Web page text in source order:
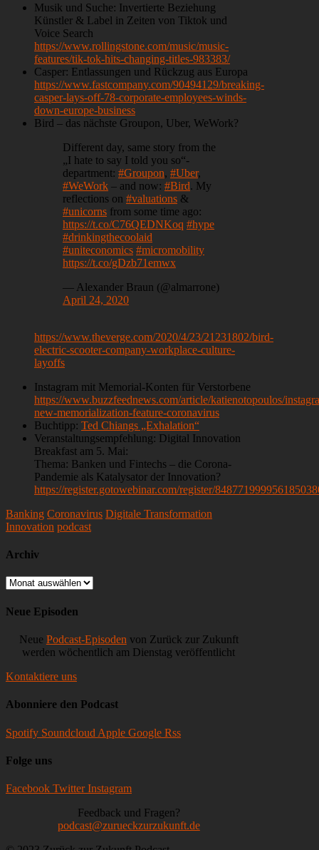
Musik und Suche: Invertierte Beziehung
Künstler & Label in Zeiten von Tiktok und
Voice Search
https://www.rollingstone.com/music/music-
features/tik-tok-hits-changing-titles-983383/
Casper: Entlassungen und Rückzug aus Europa
https://www.fastcompany.com/90494129/breaking-
casper-lays-off-78-corporate-employees-winds-
down-europe-business
Bird – das nächste Groupon, Uber, WeWork?
Different day, same story from the
„I hate to say I told you so“-
department: #Groupon, #Uber,
#WeWork – and now: #Bird. My
reflections on #valuations &
#unicorns from some time ago:
https://t.co/C76QEDNKoq #hype
#drinkingthecoolaid
#uniteconomics #micromobility
https://t.co/gDzb71emwx
— Alexander Braun (@almarrone)
April 24, 2020
https://www.theverge.com/2020/4/23/21231802/bird-
electric-scooter-company-workplace-culture-
layoffs
Instagram mit Memorial-Konten für Verstorbene
https://www.buzzfeednews.com/article/katienotopoulos/
new-memorialization-feature-coronavirus
Buchtipp: Ted Chiangs „Exhalation“
Veranstaltungsempfehlung: Digital Innovation
Breakfast am 5. Mai:
Thema: Banken und Fintechs – die Corona-
Pandemie als Katalysator der Innovation?
https://register.gotowebinar.com/register/
Banking Coronavirus Digitale Transformation
Innovation podcast
Archiv
Archiv
Neue Episoden
Neue Podcast-Episoden von Zurück zur Zukunft
werden wöchentlich am Dienstag veröffentlicht
Kontaktiere uns
Abonniere den Podcast
Spotify Soundcloud Apple Google Rss
Folge uns
Facebook Twitter Instagram
Feedback und Fragen?
podcast@zurueckzurzukunft.de